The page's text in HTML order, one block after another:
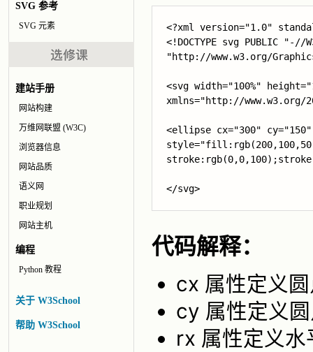
SVG 参考
SVG 元素
建站手册
网站构建
万维网联盟 (W3C)
浏览器信息
网站品质
语义网
职业规划
网站主机
编程
Python 教程
关于 W3School
帮助 W3School
<?xml version="1.0"
<!DOCTYPE svg PUBLIC "-//
"http://www.w3.org/
<svg width="100%"
xmlns="http://www.w3.org/
<ellipse cx="300"
</svg>
代码解释：
cx 属性定义
cy 属性定义
rx 属性定义水